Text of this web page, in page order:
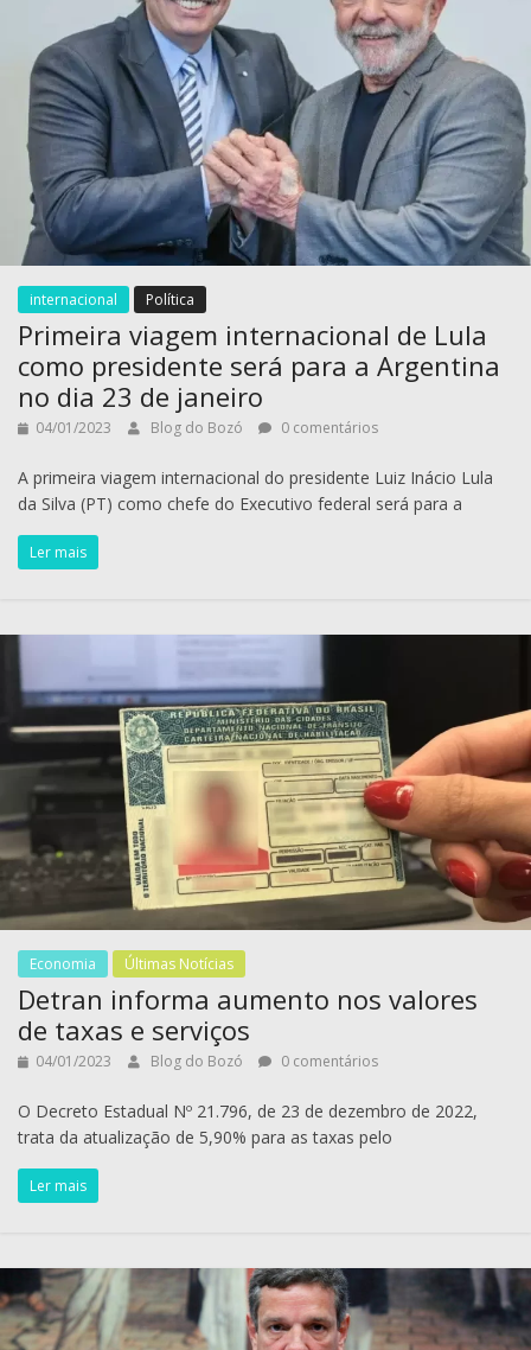
internacional Política
Primeira viagem internacional de Lula
como presidente será para a Argentina
no dia 23 de janeiro
04/01/2023 Blog do Bozó 0 comentários
A primeira viagem internacional do presidente Luiz Inácio Lula
da Silva (PT) como chefe do Executivo federal será para a
Ler mais
Economia Últimas Notícias
Detran informa aumento nos valores
de taxas e serviços
04/01/2023 Blog do Bozó 0 comentários
O Decreto Estadual Nº 21.796, de 23 de dezembro de 2022,
trata da atualização de 5,90% para as taxas pelo
Ler mais